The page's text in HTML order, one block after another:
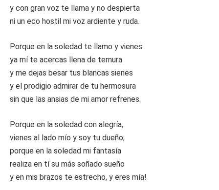
y con gran voz te llama y no despierta
ni un eco hostil mi voz ardiente y ruda.
Porque en la soledad te llamo y vienes
ya mí te acercas llena de ternura
y me dejas besar tus blancas sienes
y el prodigio admirar de tu hermosura
sin que las ansias de mi amor refrenes.
Porque en la soledad con alegría,
vienes al lado mío y soy tu dueño;
porque en la soledad mi fantasía
realiza en tí su más soñado sueño
y en mis brazos te estrecho, y eres mía!